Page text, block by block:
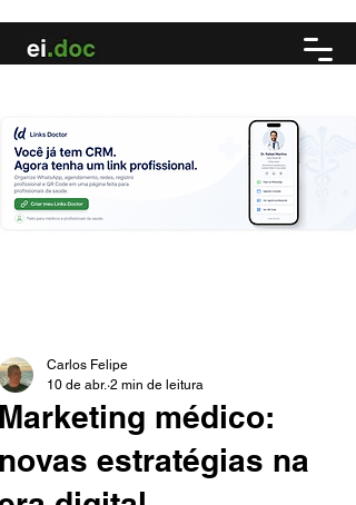
médico:
estratégias na
Carlos Felipe
10 de abr. 2 min de leitura